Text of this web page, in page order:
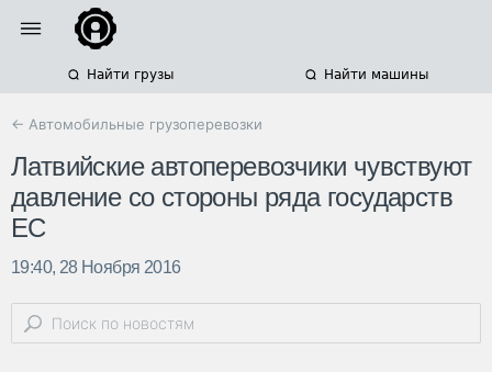
Найти грузы Найти машины
← Автомобильные грузоперевозки
Латвийские автоперевозчики чувствуют
давление со стороны ряда государств
ЕС
19:40, 28 Ноября 2016